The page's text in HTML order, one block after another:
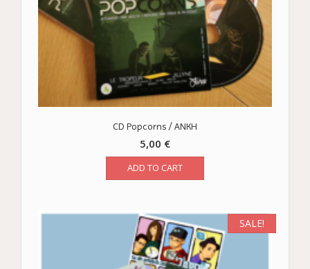
CD Popcorns / ANKH
5,00 €
ADD TO CART
SALE!